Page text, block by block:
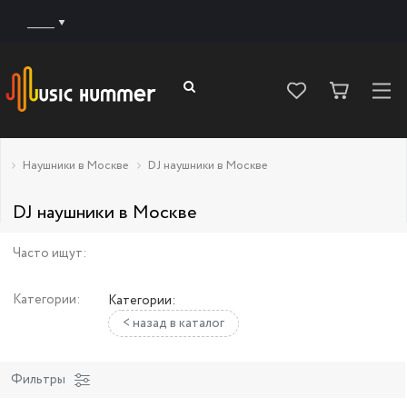
Наушники в Москве DJ наушники в Москве
DJ наушники в Москве
Часто ищут:
Категории:
Категории:
< назад в каталог
Фильтры